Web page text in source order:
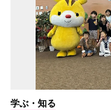
学ぶ・知る